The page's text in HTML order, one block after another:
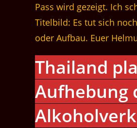
Pass wird gezeigt. Ich
Titelbild: Es tut sich
oder Aufbau. Euer
Thailand
Aufhebung